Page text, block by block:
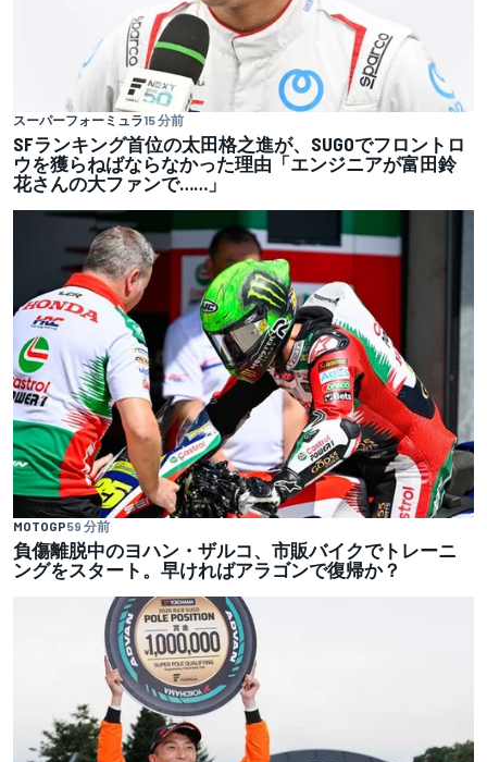
スーパーフォーミュラ15 分前
SFランキング首位の太田格之進が、SUGOでフロントロ
ウを獲らねばならなかった理由「エンジニアが富田鈴
花さんの大ファンで……」
MOTOGP59 分前
負傷離脱中のヨハン・ザルコ、市販バイクでトレーニ
ングをスタート。早ければアラゴンで復帰か？